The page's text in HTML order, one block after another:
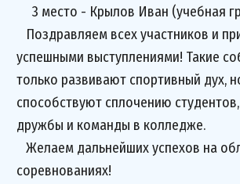
3 место - Крылов Иван (учебная
Поздравляем всех участников и
успешными выступлениями! Такие
только развивают спортивный дух,
способствуют сплочению
дружбы и команды в колледже.
Желаем дальнейших успехов на
соревнованиях!